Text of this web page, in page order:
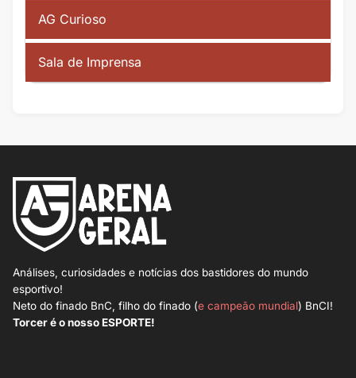
AG Curioso
Sala de Imprensa
Análises, curiosidades e notícias dos bastidores do mundo
esportivo!
Neto do finado BnC, filho do finado (e campeão mundial) BnCI!
Torcer é o nosso ESPORTE!